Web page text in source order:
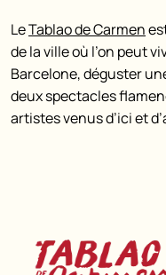
LeTablao de Carmen
de la ville où l’on peut
Barcelone, déguster
deux spectacles
artistes venus d’ici et